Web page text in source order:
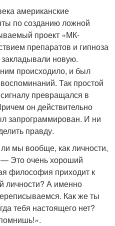
американские
по созданию ложной
проект «МК-
препаратов и гипноза
новую.
происходило, и был
Так простой
превращался в
он действительно
запрограммирован. И ни
правду.
мы вообще, как личности,
Это очень хороший
философия приходит к
личности? А именно
Как же ты
тебя настоящего нет?